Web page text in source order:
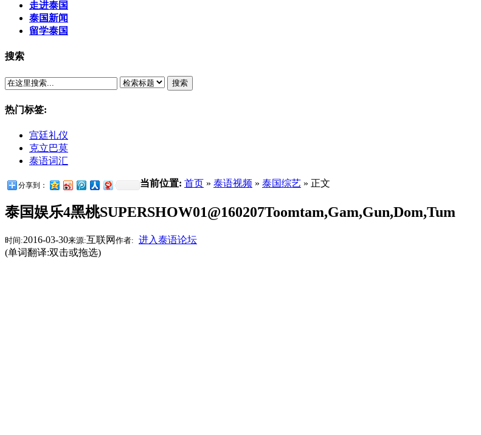
走进泰国
泰国新闻
留学泰国
搜索
搜索
热门标签:
宫廷礼仪
克立巴莫
泰语词汇
分享到： 当前位置: 首页 » 泰语视频 » 泰国综艺 » 正文
泰国娱乐4黑桃SUPERSHOW01@160207Toomtam,Gam,Gun,Dom,Tum
时间:2016-03-30来源:互联网 作者: 进入泰语论坛
(单词翻译:双击或拖选)